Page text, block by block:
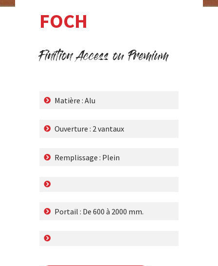
FOCH
Finition Access ou Premium
Matière : Alu
Ouverture : 2 vantaux
Remplissage : Plein
Portail : De 600 à 2000 mm.